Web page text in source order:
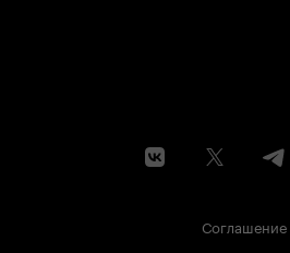
Соглашение